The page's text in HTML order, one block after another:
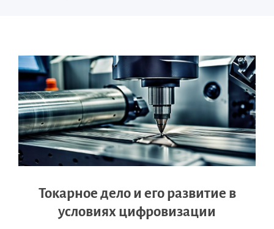
Токарное дело и его развитие в
условиях цифровизации